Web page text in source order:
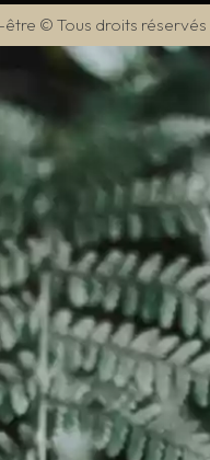
être © Tous droits réservés